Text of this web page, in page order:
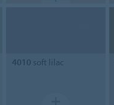
4010 soft lilac